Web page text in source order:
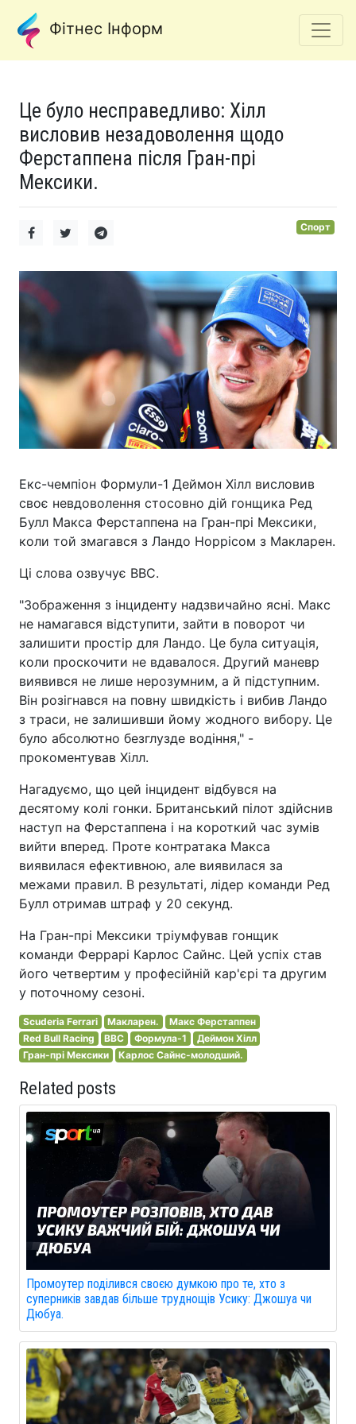
Фітнес Інформ
Це було несправедливо: Хілл
висловив незадоволення щодо
Ферстаппена після Гран-прі
Мексики.
Спорт
Екс-чемпіон Формули-1 Деймон Хілл висловив
своє невдоволення стосовно дій гонщика Ред
Булл Макса Ферстаппена на Гран-прі Мексики,
коли той змагався з Ландо Норрісом з Макларен.
Ці слова озвучує ВВС.
"Зображення з інциденту надзвичайно ясні. Макс
не намагався відступити, зайти в поворот чи
залишити простір для Ландо. Це була ситуація,
коли проскочити не вдавалося. Другий маневр
виявився не лише нерозумним, а й підступним.
Він розігнався на повну швидкість і вибив Ландо
з траси, не залишивши йому жодного вибору. Це
було абсолютно безглузде водіння," -
прокоментував Хілл.
Нагадуємо, що цей інцидент відбувся на
десятому колі гонки. Британський пілот здійснив
наступ на Ферстаппена і на короткий час зумів
вийти вперед. Проте контратака Макса
виявилася ефективною, але виявилася за
межами правил. В результаті, лідер команди Ред
Булл отримав штраф у 20 секунд.
На Гран-прі Мексики тріумфував гонщик
команди Феррарі Карлос Сайнс. Цей успіх став
його четвертим у професійній кар'єрі та другим
у поточному сезоні.
Scuderia Ferrari Макларен.
Макс Ферстаппен
Red Bull Racing
BBC Формула-1
Деймон Хілл
Гран-прі Мексики
Карлос Сайнс-молодший.
Related posts
Промоутер поділився своєю думкою про те, хто з
суперників завдав більше труднощів Усику: Джошуа чи
Дюбуа.